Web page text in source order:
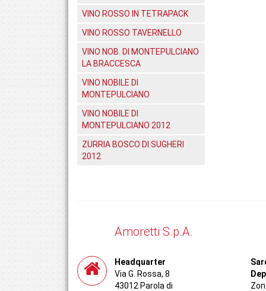
VINO ROSSO IN TETRAPACK
VINO ROSSO TAVERNELLO
VINO NOB. DI MONTEPULCIANO
LA BRACCESCA
VINO NOBILE DI
MONTEPULCIANO
VINO NOBILE DI
MONTEPULCIANO 2012
ZURRIA BOSCO DI SUGHERI
2012
Amoretti S.p.A.
Headquarter
Via G. Rossa, 8
43012 Parola di